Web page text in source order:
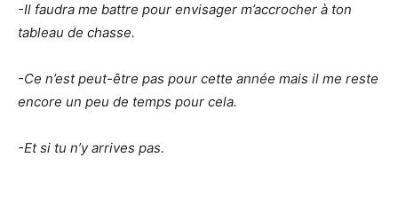
-Il faudra me battre pour envisager m’accrocher à ton
tableau de chasse.
-Ce n’est peut-être pas pour cette année mais il me reste
encore un peu de temps pour cela.
-Et si tu n’y arrives pas.